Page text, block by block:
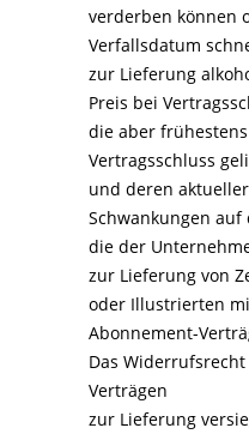
verderben können
Verfallsdatum
zur Lieferung
Preis bei
die aber
Vertragsschluss
und deren
Schwankungen
die der
zur Lieferung von
oder Illustrierten
Abonnement-
Das
Verträgen
zur Lieferung